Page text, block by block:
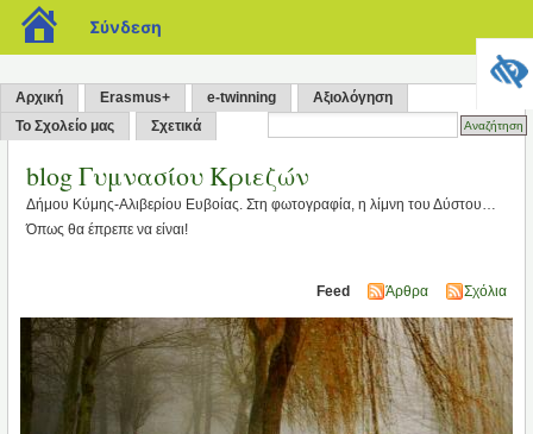
Αρχική Erasmus+ e-twinning
Αξιολόγηση
Το Σχολείο μας
Σχετικά
blog Γυμνασίου Κριεζών
Δήμου Κύμης-Αλιβερίου Ευβοίας. Στη φωτογραφία, η λίμνη του Δύστου…
Όπως θα έπρεπε να είναι!
Feed Άρθρα Σχόλια
blogs.sch.gr
Σύνδεση